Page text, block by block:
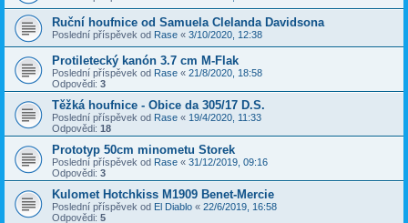
Ruční houfnice od Samuela Clelanda Davidsona
Poslední příspěvek od Rase « 3/10/2020, 12:38
Protiletecký kanón 3.7 cm M-Flak
Poslední příspěvek od Rase « 21/8/2020, 18:58
Odpovědi: 3
Těžká houfnice - Obice da 305/17 D.S.
Poslední příspěvek od Rase « 19/4/2020, 11:33
Odpovědi: 18
Prototyp 50cm minometu Storek
Poslední příspěvek od Rase « 31/12/2019, 09:16
Odpovědi: 3
Kulomet Hotchkiss M1909 Benet-Mercie
Poslední příspěvek od El Diablo « 22/6/2019, 16:58
Odpovědi: 5